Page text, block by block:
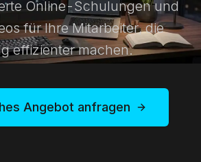
Online-Schulungen und
für Ihre Mitarbeiter, die
effizienter machen.
Angebot anfragen